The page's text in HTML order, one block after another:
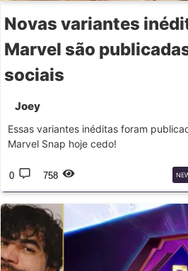
Novas variantes
Marvel são
sociais
Joey
Essas variantes inéditas foram
Marvel Snap hoje cedo!
0 758